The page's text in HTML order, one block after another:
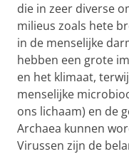
die in zeer diverse
milieus zoals hete
in de menselijke
hebben een grote
en het klimaat,
menselijke
ons lichaam) en de
Archaea kunnen
Virussen zijn de